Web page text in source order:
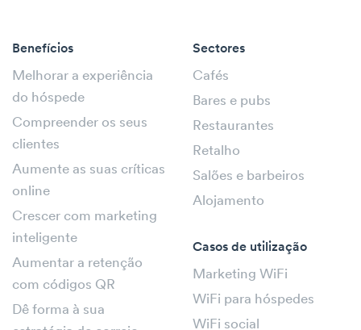
Benefícios
Melhorar a experiência
do hóspede
Compreender os seus
clientes
Aumente as suas críticas
online
Crescer com marketing
inteligente
Aumentar a retenção
com códigos QR
Dê forma à sua
Sectores
Cafés
Bares e pubs
Restaurantes
Retalho
Salões e barbeiros
Alojamento
Casos de utilização
Marketing WiFi
WiFi para hóspedes
WiFi social